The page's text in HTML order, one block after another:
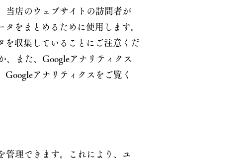
当店のウェブサイトの訪問者が
をまとめるために使用します。
を収集していることにご注意くだ
、また、Googleアナリティクス
アナリティクスをご覧く
管理できます。これにより、ユ